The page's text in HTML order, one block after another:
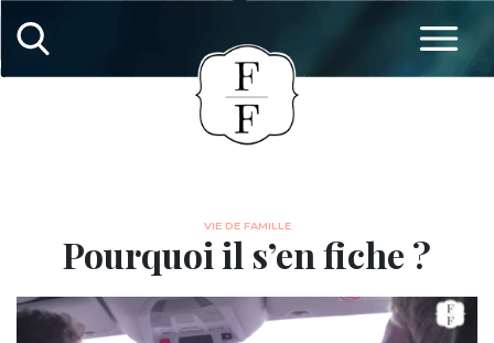
VIE DE FAMILLE
Pourquoi il s’en fiche ?